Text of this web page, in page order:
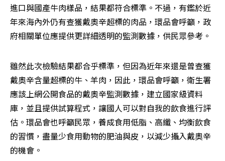
進口與國產牛肉樣品，結果都符合標準。不過，有鑑於近
年來海內外仍有查獲戴奧辛超標的肉品，環品會呼籲，政
府相關單位應提供更詳細透明的監測數據，供民眾參考。
雖然此次檢驗結果都合乎標準，但因為近年來還是曾查獲
戴奧辛含量超標的牛、羊肉，因此，環品會呼籲，衛生署
應該上網公開食品的戴奧辛監測數據，建立國家級資料
庫，並且提供試算程式，讓國人可以對自我的飲食進行評
估。環品會也呼籲民眾，養成食用低脂、高纖、均衡飲食
的習慣，盡量少食用動物的肥油與皮，以減少攝入戴奧辛
的機會。